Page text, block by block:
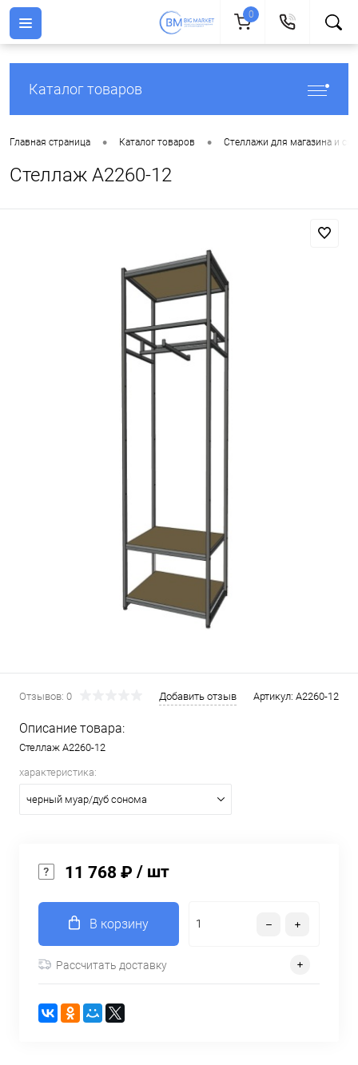
Каталог товаров
Главная страница • Каталог товаров • Стеллажи для магазина и
Стеллаж A2260-12
Отзывов: 0 Добавить отзыв Артикул: A2260-12
Описание товара:
Стеллаж A2260-12
характеристика:
черный муар/дуб сонома
11 768 ₽ / шт
В корзину
Рассчитать доставку
0